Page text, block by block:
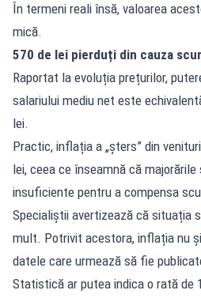
În termeni reali însă, valoarea
mică.
570 de lei pierduți din cauza
Raportat la evoluția prețurilor,
salariului mediu net este
lei.
Practic, inflația a „șters” din
lei, ceea ce înseamnă că
insuficiente pentru a compensa
Specialiștii avertizează că situația
mult. Potrivit acestora, inflația nu
datele care urmează să fie
Statistică ar putea indica o rată de